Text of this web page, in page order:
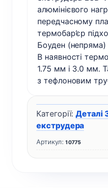
алюмінієвого
передчасному
термобар’єр
Боуден (непряма)
В наявності
1.75 мм і 3.0 мм.
з тефлоновим
*
Артикул:10775
Категорії:Деталі
екструдера